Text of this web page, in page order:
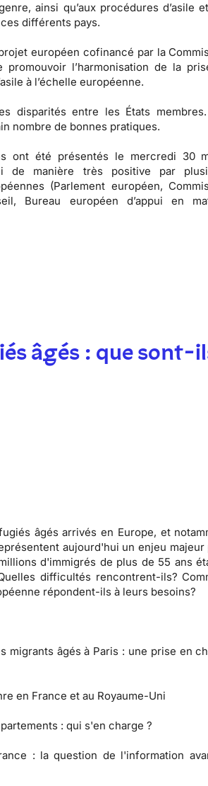
ainsi qu’aux procédures d’asile
différents pays.
européen cofinancé par la
l’harmonisation de la
à l’échelle européenne.
disparités entre les États
nombre de bonnes pratiques.
ont été présentés le mercredi 30
de manière très positive par
(Parlement européen,
Bureau européen d’appui en
âgés : que sont-
âgés arrivés en Europe, et
aujourd'hui un enjeu majeur
d'immigrés de plus de 55 ans
difficultés rencontrent-ils?
répondent-ils à leurs besoins?
migrants âgés à Paris : une prise en
en France et au Royaume-Uni
: qui s'en charge ?
: la question de l'information